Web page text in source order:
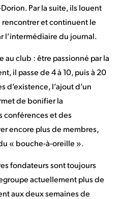
Par la suite, ils louent
et continuent le
l’intermédiaire du journal.
au club : être passionné par la
il passe de 4 à 10, puis à 20
d’existence, l’ajout d’un
de bonifier la
conférences et des
encore plus de membres,
« bouche-à-oreille ».
fondateurs sont toujours
actuellement plus de
aux deux semaines de